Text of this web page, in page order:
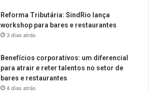
Reforma Tributária: SindRio lança
workshop para bares e restaurantes
3 dias atrás
Benefícios corporativos: um diferencial
para atrair e reter talentos no setor de
bares e restaurantes
4 dias atrás